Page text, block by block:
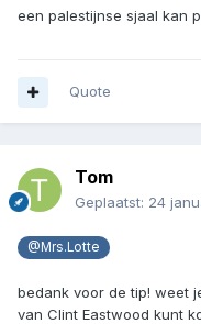
een palestijnse sjaal kan
Quote
Tom
Geplaatst: 24
@Mrs.Lotte
bedank voor de tip! weet
van Clint Eastwood kunt